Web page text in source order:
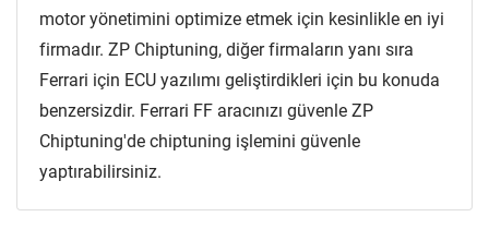
motor yönetimini optimize etmek için kesinlikle en iyi
firmadır. ZP Chiptuning, diğer firmaların yanı sıra
Ferrari için ECU yazılımı geliştirdikleri için bu konuda
benzersizdir. Ferrari FF aracınızı güvenle ZP
Chiptuning'de chiptuning işlemini güvenle
yaptırabilirsiniz.